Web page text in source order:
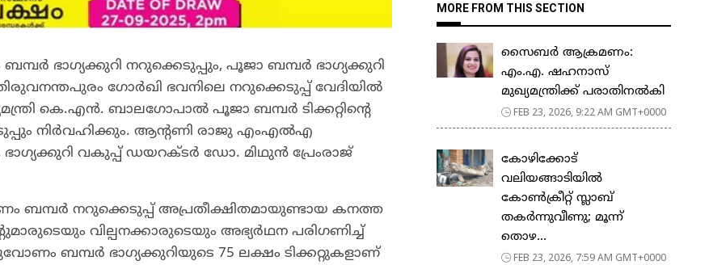
ബമ്പര്‍ ഭാഗ്യക്കുറി നറുക്കെടുപ്പും, പൂജാ ബമ്പര്‍ ഭാഗ്യക്കുറി
ഗോര്‍ഖി ഭവനിലെ നറുക്കെടുപ്പ് വേദിയില്‍
കെ.എന്‍. ബാലഗോപാല്‍ പൂജാ ബമ്പർ ടിക്കറ്റിൻ്റെ
നിര്‍വഹിക്കും. ആന്റണി രാജു എംഎല്‍എ
വകുപ്പ് ഡയറക്ടര്‍ ഡോ. മിഥുൻ പ്രേംരാജ്
ബമ്പര്‍ നറുക്കെടുപ്പ് അപ്രതീക്ഷിതമായുണ്ടായ കനത്ത
വില്പനക്കാരുടെയും അഭ്യര്‍ഥന പരിഗണിച്ച്
ബമ്പര്‍ ഭാഗ്യക്കുറിയുടെ 75 ലക്ഷം ടിക്കറ്റുകളാണ്
MORE FROM THIS SECTION
സൈബർ ആക്രമണം:
എം.എ. ഷഹനാസ്
മുഖ്യമന്ത്രിക്ക് പരാതിനൽകി
FEB 23, 2026, 9:22 AM GMT+0000
കോഴിക്കോട്
വലിയങ്ങാടിയിൽ
കോൺക്രീറ്റ് സ്ലാബ്
തകർന്നുവീണു; മൂന്ന്
തൊഴ...
FEB 23, 2026, 7:59 AM GMT+0000